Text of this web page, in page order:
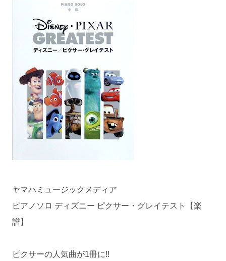
ヤマハミュージックメディア
ピアノソロ ディズニー ピクサー・グレイテスト【楽
譜】
ピクサーの人気曲が1冊に!!